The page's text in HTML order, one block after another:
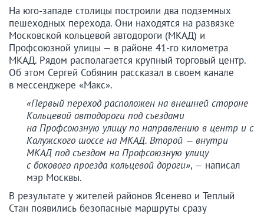
На юго-западе столицы построили два подземных
пешеходных перехода. Они находятся на развязке
Московской кольцевой автодороги (МКАД) и
Профсоюзной улицы — в районе 41-го километра
МКАД. Рядом располагается крупный торговый центр.
Об этом Сергей Собянин рассказал в своем канале
в мессенджере «Макс».
«Первый переход расположен на внешней стороне
Кольцевой автодороги под съездами
на Профсоюзную улицу по направлению в центр и с
Калужского шоссе на МКАД. Второй — внутри
МКАД под съездом на Профсоюзную улицу
с бокового проезда кольцевой дороги», — написал
мэр Москвы.
В результате у жителей районов Ясенево и Теплый
Стан появились безопасные маршруты сразу